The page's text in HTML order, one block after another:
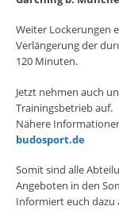
Weiter Lockerungen
Verlängerung der
120 Minuten.
Jetzt nehmen auch
Trainingsbetrieb auf.
Nähere
budosport.de
Somit sind alle
Angeboten in den
Informiert euch dazu